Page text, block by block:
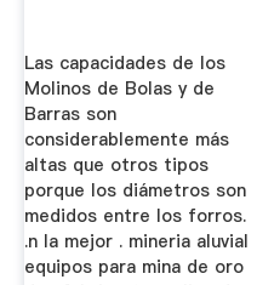
Las capacidades de los
Molinos de Bolas y de
Barras son
considerablemente más
altas que otros tipos
porque los diámetros son
medidos entre los forros.
.n la mejor . mineria aluvial
equipos para mina de oro